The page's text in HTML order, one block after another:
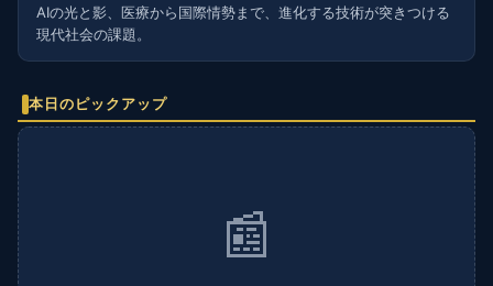
AIの光と影、医療から国際情勢まで、進化する技術が突きつける
現代社会の課題。
本日のピックアップ
📰